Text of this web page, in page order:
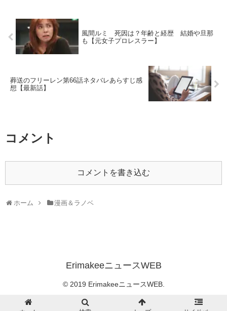
風間ルミ 死因は？年齢と経歴 結婚や旦那
も【元女子プロレスラー】
葬送のフリーレン第66話ネタバレあらすじ感
想【最新話】
コメント
コメントを書き込む
ホーム 漫画＆ラノベ
ErimakeeニュースWEB
© 2019 ErimakeeニュースWEB.